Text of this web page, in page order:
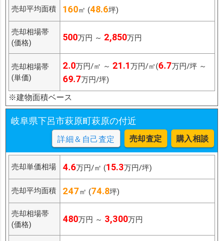
売却平均面積 160㎡ (48.6坪)
売却相場帯
(価格)
500万円 ～ 2,850万円
売却相場帯
(単価)
2.0万円/㎡ ～ 21.1万円/㎡(6.7万円/坪 ～
69.7万円/坪)
※建物面積ベース
岐阜県下呂市萩原町萩原の付近
詳細＆自己査定 売却査定 購入相談
売却単価相場 4.6万円/㎡ (15.3万円/坪)
売却平均面積 247㎡ (74.8坪)
売却相場帯
(価格)
480万円 ～ 3,300万円